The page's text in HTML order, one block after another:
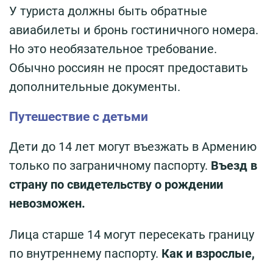
У туриста должны быть обратные
авиабилеты и бронь гостиничного номера.
Но это необязательное требование.
Обычно россиян не просят предоставить
дополнительные документы.
Путешествие с детьми
Дети до 14 лет могут въезжать в Армению
только по заграничному паспорту. Въезд в
страну по свидетельству о рождении
невозможен.
Лица старше 14 могут пересекать границу
по внутреннему паспорту. Как и взрослые,